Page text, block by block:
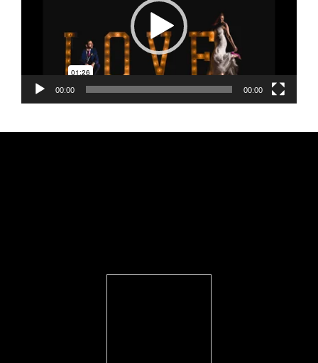
00:00 00:00